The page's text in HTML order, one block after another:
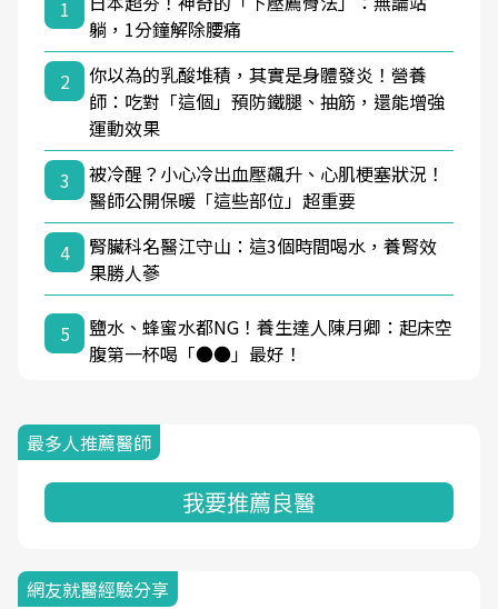
1
躺，1分鐘解除腰痛
2
你以為的乳酸堆積，其實是身體發炎！營養
師：吃對「這個」預防鐵腿、抽筋，還能增強
運動效果
3
被冷醒？小心冷出血壓飆升、心肌梗塞狀況！
醫師公開保暖「這些部位」超重要
4
腎臟科名醫江守山：這3個時間喝水，養腎效
果勝人蔘
5
鹽水、蜂蜜水都NG！養生達人陳月卿：起床空
腹第一杯喝「●●」最好！
最多人推薦醫師
我要推薦良醫
網友就醫經驗分享